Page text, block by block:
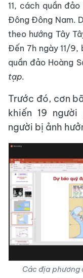
11, cách quần
Đông Đông Nam.
theo hướng Tây
Đến 7h ngày 11/9,
quần đảo Hoàng
tạp.
Trước đó, cơn
khiến 19
người bị ảnh
Các địa phương